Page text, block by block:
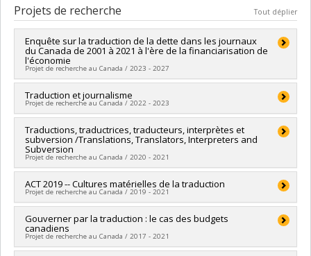
Cycle : Doctorat
Diplôme obtenu :Ph. D.
Lien vers le document dans Papyrus
Projets de recherche Tout déplier
Enquête sur la traduction de la dette dans les journaux
du Canada de 2001 à 2021 à l'ère de la financiarisation de
l'économie
Projet de recherche au Canada / 2023 - 2027
Chercheur principal : Pier-Pascale Boulanger
Co-chercheurs :Chantal Gagnon
Sources de financement :CRSH/Conseil de recherches en
sciences humaines du Canada
Programmes de subvention :PVXXXXXX-Subvention Savoir
Traduction et journalisme
Projet de recherche au Canada / 2022 - 2023
Sources de financement :CRSH/Conseil de recherches en
sciences humaines du Canada
Programmes de subvention : PV152160-Subvention
Connexion
Traductions, traductrices, traducteurs, interprètes et
subversion /Translations, Translators, Interpreters and
Subversion
Projet de recherche au Canada / 2020 - 2021
Chercheur principal :Denise Merkle
Co-chercheurs :Chantal Gagnon
Sources de financement :CRSH/Conseil de recherches en
sciences humaines du Canada
Programmes de subvention : PV152160-Subvention
Connexion
ACT 2019 -- Cultures matérielles de la traduction
Projet de recherche au Canada / 2019 - 2021
Chercheur principal : Helene Buzelin
Co-chercheurs :
Chantal Gagnon,
York
Gouverner par la traduction : le cas des budgets
canadiens
Projet de recherche au Canada / 2017 - 2021